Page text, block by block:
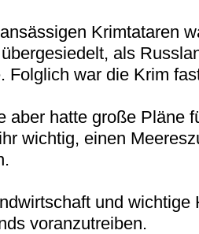
Krimtataren
als
Folglich war die Krim
aber hatte große Pläne
wichtig, einen
und wichtige
voranzutreiben.